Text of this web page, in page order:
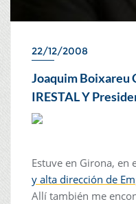
22/12/2008
Joaquim Boixareu
IRESTAL Y
Estuve en Girona, en
y alta dirección de
Allí también me